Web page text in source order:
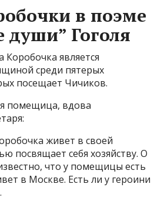
в поэме
Гоголя
Коробочка является
среди пятерых
посещает Чичиков.
помещица, вдова
живет в своей
посвящает себя хозяйству. О
что у помещицы есть
в Москве. Есть ли у героини